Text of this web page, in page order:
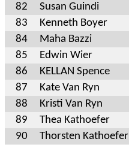
82
Susan Guindi
83
Kenneth Boyer
84
Maha Bazzi
85
Edwin Wier
86
KELLAN Spence
87
Kate Van Ryn
88
Kristi Van Ryn
89
Thea Kathoefer
90
Thorsten Kathoefer